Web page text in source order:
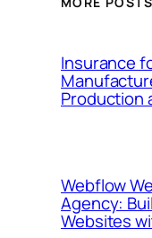
Insurance
Production
Webflow
Agency:
Websites